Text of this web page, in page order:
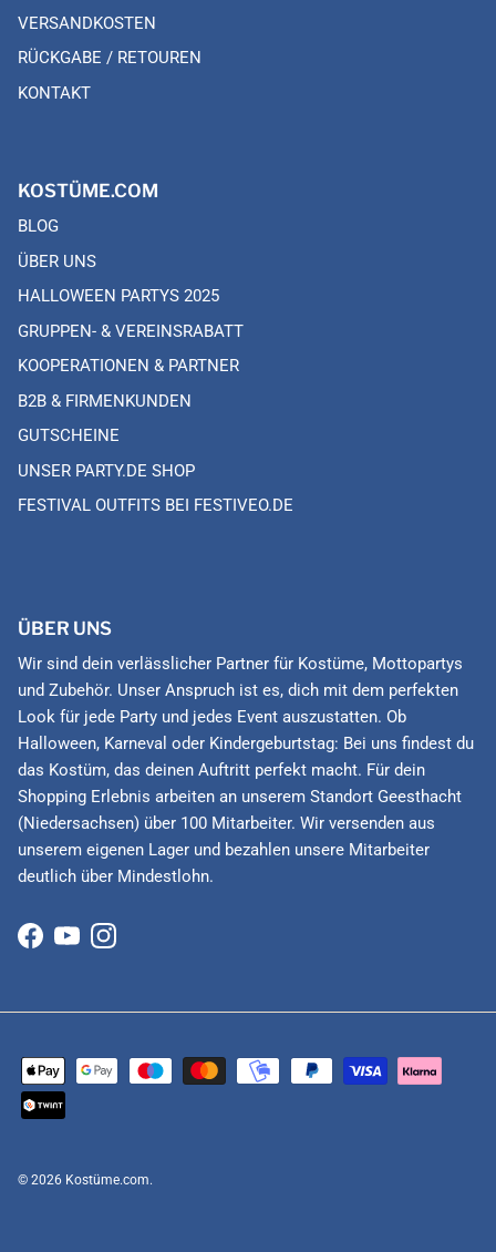
VERSANDKOSTEN
RÜCKGABE / RETOUREN
KONTAKT
KOSTÜME.COM
BLOG
ÜBER UNS
HALLOWEEN PARTYS 2025
GRUPPEN- & VEREINSRABATT
KOOPERATIONEN & PARTNER
B2B & FIRMENKUNDEN
GUTSCHEINE
UNSER PARTY.DE SHOP
FESTIVAL OUTFITS BEI FESTIVEO.DE
ÜBER UNS
Wir sind dein verlässlicher Partner für Kostüme, Mottopartys
und Zubehör. Unser Anspruch ist es, dich mit dem perfekten
Look für jede Party und jedes Event auszustatten. Ob
Halloween, Karneval oder Kindergeburtstag: Bei uns findest du
das Kostüm, das deinen Auftritt perfekt macht. Für dein
Shopping Erlebnis arbeiten an unserem Standort Geesthacht
(Niedersachsen) über 100 Mitarbeiter. Wir versenden aus
unserem eigenen Lager und bezahlen unsere Mitarbeiter
deutlich über Mindestlohn.
Facebook
YouTubeInstagram
© 2026 Kostüme.com.